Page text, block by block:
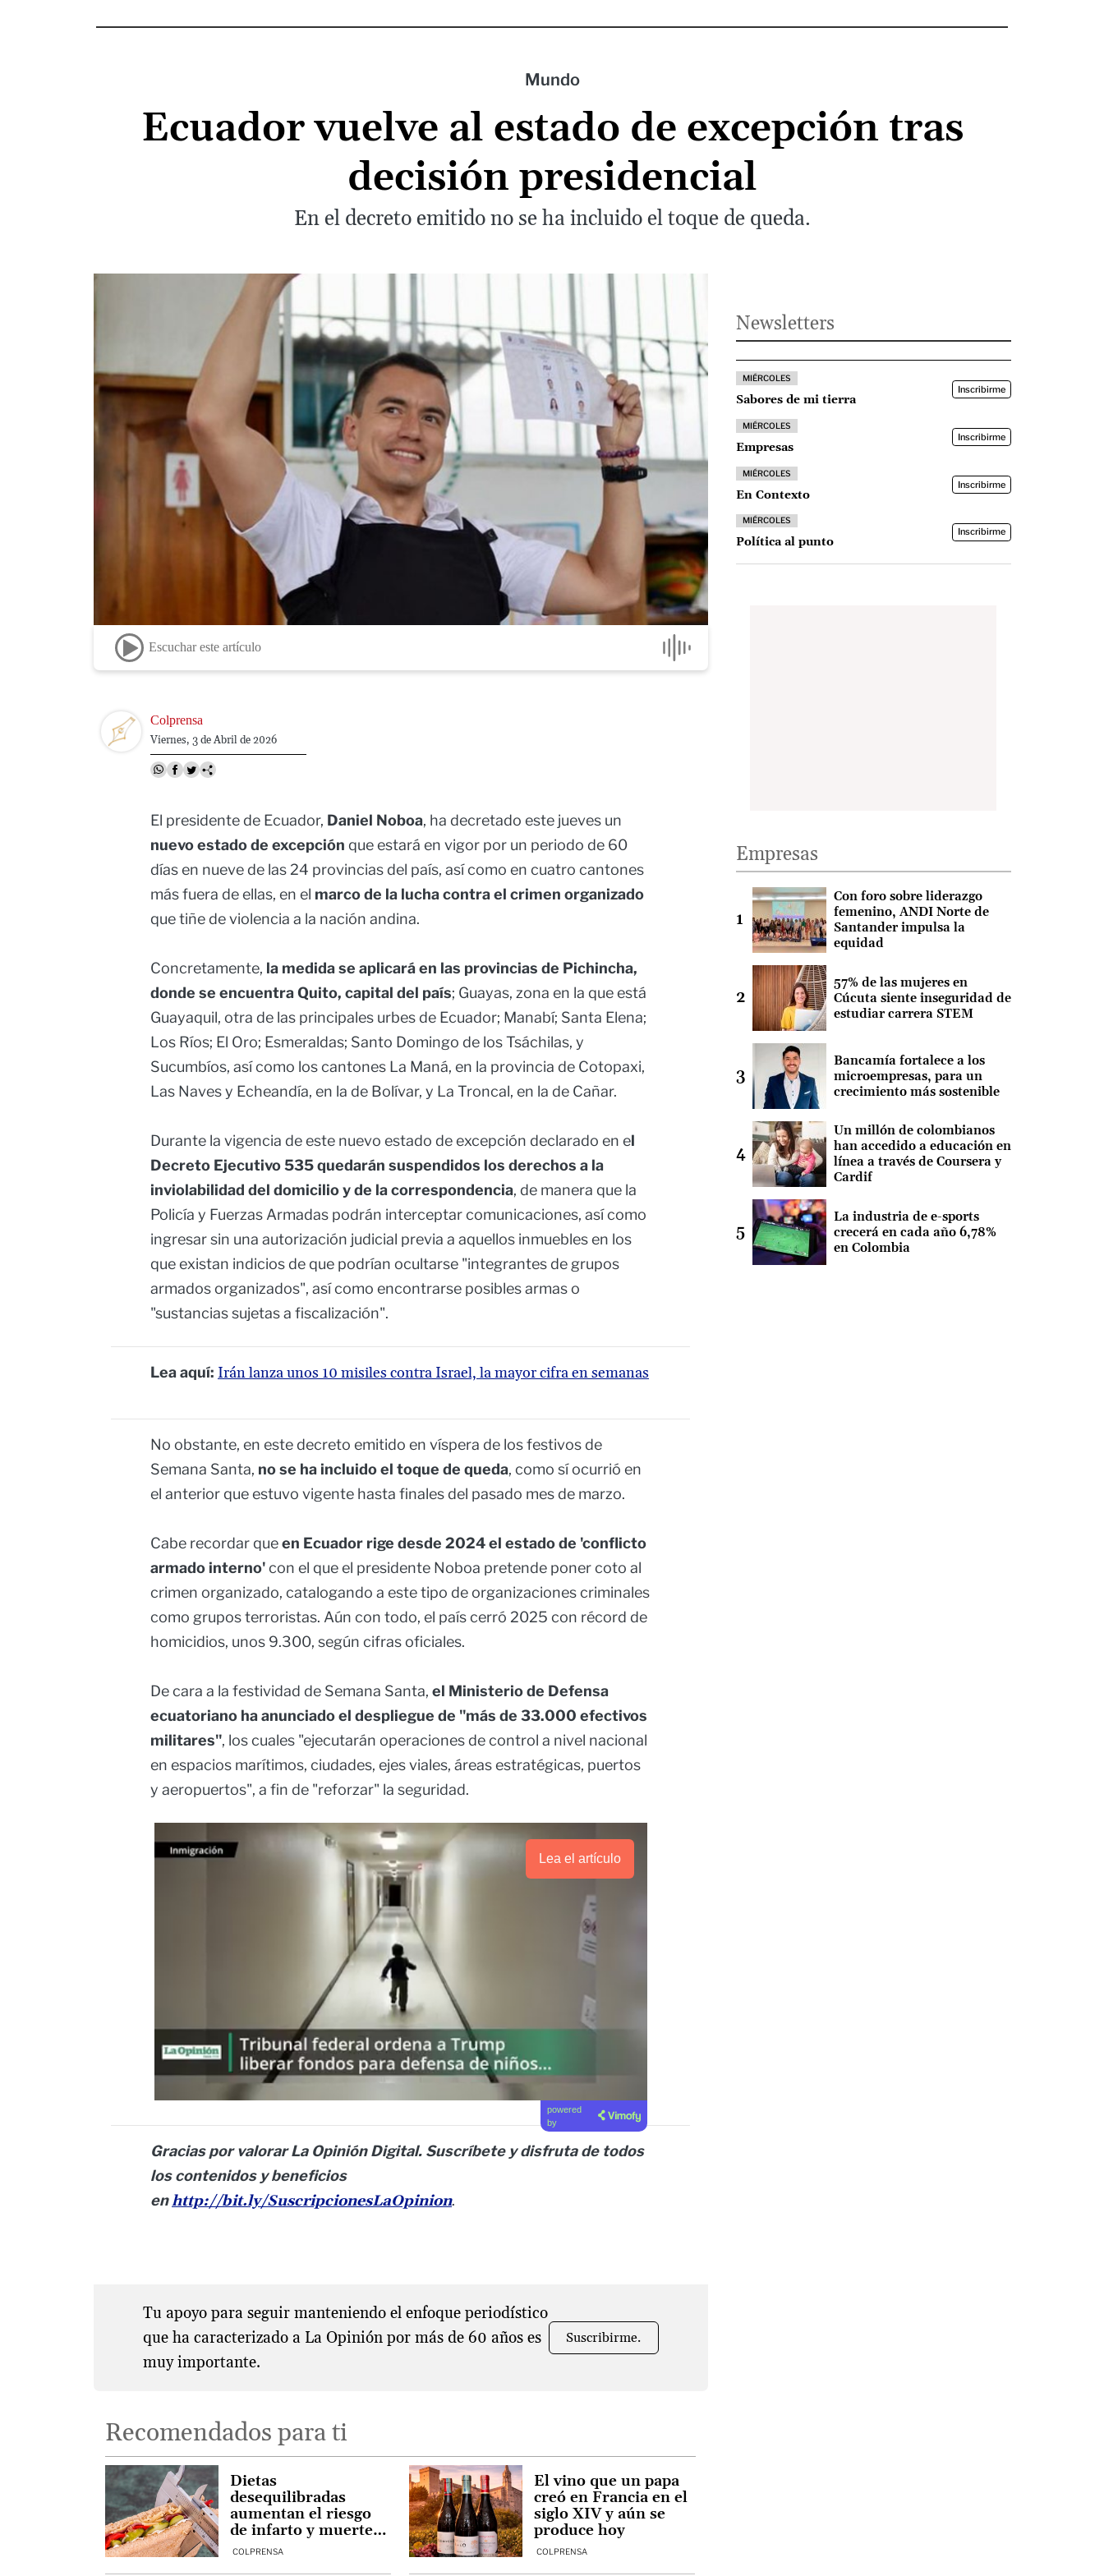
Mundo
Ecuador vuelve al estado de excepción tras
decisión presidencial
En el decreto emitido no se ha incluido el toque de queda.
Escuchar este artículo
Image Colprensa
Viernes, 3 de Abril de 2026
El presidente de Ecuador, Daniel Noboa, ha decretado este jueves un
nuevo estado de excepción que estará en vigor por un periodo de 60
días en nueve de las 24 provincias del país, así como en cuatro cantones
más fuera de ellas, en el marco de la lucha contra el crimen organizado
que tiñe de violencia a la nación andina.
Concretamente, la medida se aplicará en las provincias de Pichincha,
donde se encuentra Quito, capital del país; Guayas, zona en la que está
Guayaquil, otra de las principales urbes de Ecuador; Manabí; Santa Elena;
Los Ríos; El Oro; Esmeraldas; Santo Domingo de los Tsáchilas, y
Sucumbíos, así como los cantones La Maná, en la provincia de Cotopaxi,
Las Naves y Echeandía, en la de Bolívar, y La Troncal, en la de Cañar.
Durante la vigencia de este nuevo estado de excepción declarado en el
Decreto Ejecutivo 535 quedarán suspendidos los derechos a la
inviolabilidad del domicilio y de la correspondencia, de manera que la
Policía y Fuerzas Armadas podrán interceptar comunicaciones, así como
ingresar sin una autorización judicial previa a aquellos inmuebles en los
que existan indicios de que podrían ocultarse "integrantes de grupos
armados organizados", así como encontrarse posibles armas o
"sustancias sujetas a fiscalización".
Lea aquí: Irán lanza unos 10 misiles contra Israel, la mayor cifra en semanas
No obstante, en este decreto emitido en víspera de los festivos de
Semana Santa, no se ha incluido el toque de queda, como sí ocurrió en
el anterior que estuvo vigente hasta finales del pasado mes de marzo.
Cabe recordar queen Ecuador rige desde 2024 el estado de 'conflicto
armado interno'con el que el presidente Noboa pretende poner coto al
crimen organizado, catalogando a este tipo de organizaciones criminales
como grupos terroristas. Aún con todo, el país cerró 2025 con récord de
homicidios, unos 9.300, según cifras oficiales.
De cara a la festividad de Semana Santa, el Ministerio de Defensa
ecuatoriano ha anunciado el despliegue de "más de 33.000 efectivos
militares", los cuales "ejecutarán operaciones de control a nivel nacional
en espacios marítimos, ciudades, ejes viales, áreas estratégicas, puertos
y aeropuertos", a fin de "reforzar" la seguridad.
Lea el artículo
powered
by
Gracias por valorar La Opinión Digital. Suscríbete y disfruta de todos
los contenidos y beneficios
enhttp://bit.ly/SuscripcionesLaOpinion.
Tu apoyo para seguir manteniendo el enfoque periodístico
que ha caracterizado a La Opinión por más de 60 años es
muy importante.
Suscribirme.
Recomendados para ti
COLPRENSA
Dietas
desequilibradas
aumentan el riesgo
de infarto y muerte
en todo el mundo
COLPRENSA
El vino que un papa
creó en Francia en el
siglo XIV y aún se
produce hoy
Newsletters
MIÉRCOLES
Sabores de mi tierra
Inscribirme
MIÉRCOLES
Empresas
Inscribirme
MIÉRCOLES
En Contexto
Inscribirme
MIÉRCOLES
Política al punto
Inscribirme
Empresas
Con foro sobre liderazgo
femenino, ANDI Norte de
Santander impulsa la
equidad
57% de las mujeres en
Cúcuta siente inseguridad de
estudiar carrera STEM
Bancamía fortalece a los
microempresas, para un
crecimiento más sostenible
Un millón de colombianos
han accedido a educación en
línea a través de Coursera y
Cardif
La industria de e-sports
crecerá en cada año 6,78%
en Colombia